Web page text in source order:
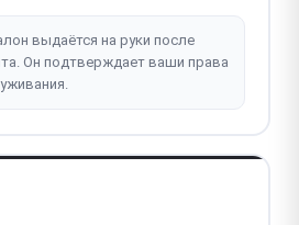
выдаётся на руки после
Он подтверждает ваши права